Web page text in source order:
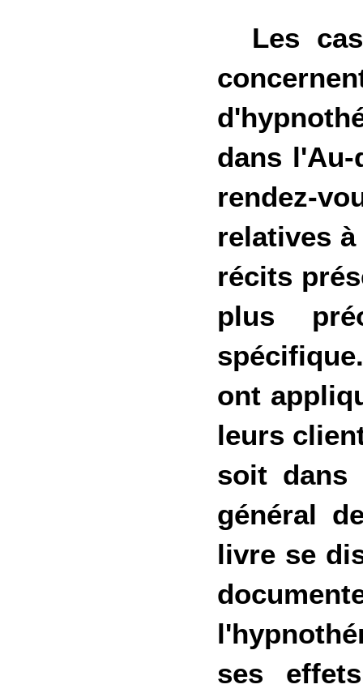
Les
dans
rendez-
relatives
récits
plus
ont
leurs
soit dans
général
livre se
ses